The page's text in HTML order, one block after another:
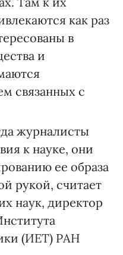
как раз
в
и
связанных с
журналисты
к науке, они
ее образа
рукой, считает
наук, директор
(ИЕТ) РАН